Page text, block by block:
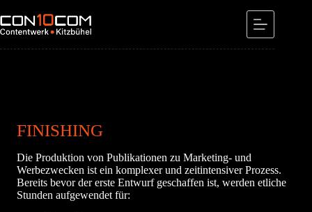
to
content
FINISHING
Die Produktion von Publikationen zu Marketing- und
Werbezwecken ist ein komplexer und zeitintensiver Prozess.
Bereits bevor der erste Entwurf geschaffen ist, werden etliche
Stunden aufgewendet für: